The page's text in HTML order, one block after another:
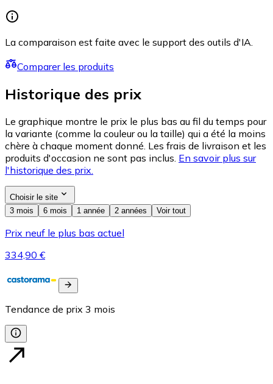
La comparaison est faite avec le support des outils d'IA.
Comparer les produits
Historique des prix
Le graphique montre le prix le plus bas au fil du temps pour
la variante (comme la couleur ou la taille) qui a été la moins
chère à chaque moment donné. Les frais de livraison et les
produits d'occasion ne sont pas inclus. En savoir plus sur
l'historique des prix.
Choisir le site
3 mois
6 mois 1 année 2 années Voir tout
Prix neuf le plus bas actuel
334,90 €
Tendance de prix 3 mois